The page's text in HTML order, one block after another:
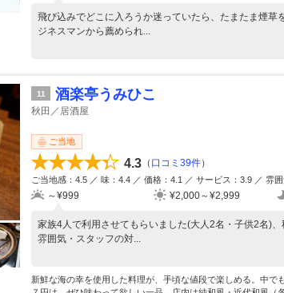
飛び込みでどこに入ろうか迷っていたら、たまたま煙草
ジネスマンから薦められ...
11 酒楽亭うみひこ
秋田／居酒屋
ご当地
4.3 （ 口コミ39件）
ご当地感：4.5 ／ 味：4.4 ／ 価格：4.1 ／ サービス：3.9 ／ 雰
～¥999 ¥2,000～¥2,999
家族4人で利用させてもらいました(大人2名・子供2名)、
雰囲気・スタッフの対...
新鮮な海の幸を使用した料理が、手頃な値段で楽しめる。中で